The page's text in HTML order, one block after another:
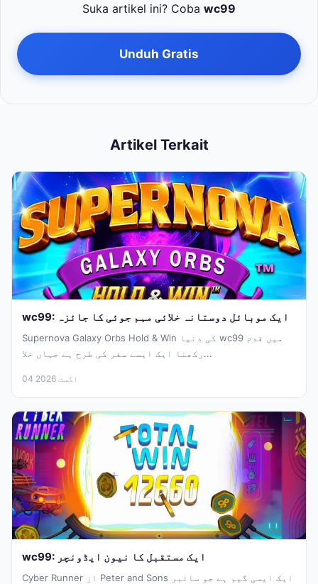
Suka artikel ini? Coba wc99
Unduh Gratis
Artikel Terkait
wc99: ایک موبائل دوستانہ خلائی مہم جوئی کا جائزہ
Supernova Galaxy Orbs Hold & Win کی دنیا wc99 میں قدم
رکھنا ایک ایسے سفر کی طرح ہے جہاں خلا...
04 اگست 2026
wc99: ایک مستقبل کا نیون ایڈونچر
Cyber Runner از Peter and Sons ایک ایسی گیم ہے جو سائبر